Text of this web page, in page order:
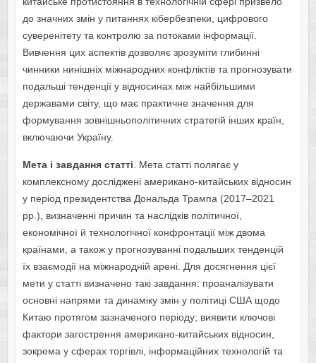
до значних змін у питаннях кібербезпеки, цифрового
суверенітету та контролю за потоками інформації.
Вивчення цих аспектів дозволяє зрозуміти глибинні
чинники нинішніх міжнародних конфліктів та прогнозувати
подальші тенденції у відносинах між найбільшими
державами світу, що має практичне значення для
формування зовнішньополітичних стратегій інших країн,
включаючи Україну.
Мета і завдання статті. Мета статті полягає у
комплексному досліджені американо-китайських відносин
у період президентства Дональда Трампа (2017–2021
рр.), визначенні причин та наслідків політичної,
економічної й технологічної конфронтації між двома
країнами, а також у прогнозуванні подальших тенденцій
їх взаємодії на міжнародній арені. Для досягнення цієї
мети у статті визначено такі завдання: проаналізувати
основні напрями та динаміку змін у політиці США щодо
Китаю протягом зазначеного періоду; виявити ключові
фактори загострення американо-китайських відносин,
зокрема у сферах торгівлі, інформаційних технологій та